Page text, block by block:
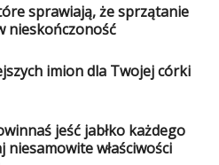
sprawiają, że sprzątanie
nieskończoność
imion dla Twojej córki
jeść jabłko każdego
niesamowite właściwości